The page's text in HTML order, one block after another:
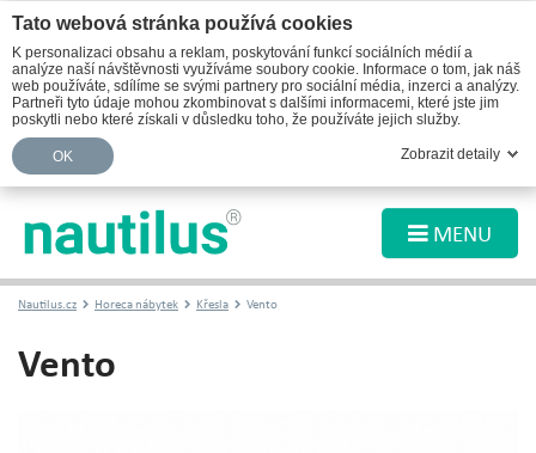
MENU
Nautilus.cz Horeca nábytek Křesla Vento
Vento
Tato webová stránka používá cookies
K personalizaci obsahu a reklam, poskytování funkcí sociálních médií a
analýze naší návštěvnosti využíváme soubory cookie. Informace o tom, jak náš
web používáte, sdílíme se svými partnery pro sociální média, inzerci a analýzy.
Partneři tyto údaje mohou zkombinovat s dalšími informacemi, které jste jim
poskytli nebo které získali v důsledku toho, že používáte jejich služby.
OK Zobrazit detaily